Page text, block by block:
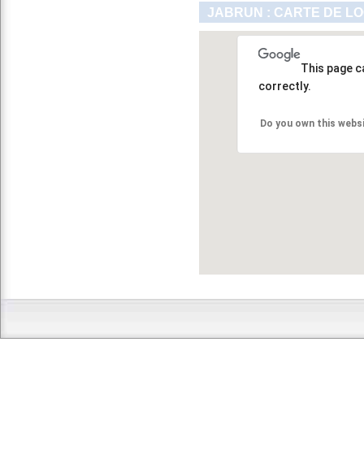
JABRUN : CARTE DE
This page
correctly.
Do you own this